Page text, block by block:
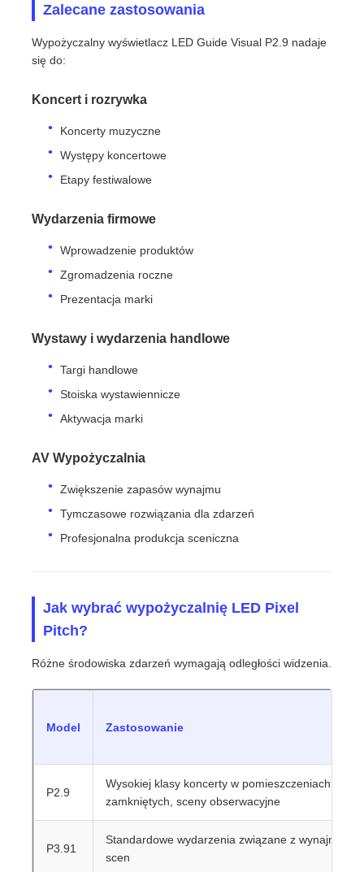
Zalecane zastosowania
Wypożyczalny wyświetlacz LED Guide Visual P2.9 nadaje
się do:
Koncert i rozrywka
Koncerty muzyczne
Występy koncertowe
Etapy festiwalowe
Wydarzenia firmowe
Wprowadzenie produktów
Zgromadzenia roczne
Prezentacja marki
Wystawy i wydarzenia handlowe
Targi handlowe
Stoiska wystawiennicze
Aktywacja marki
AV Wypożyczalnia
Zwiększenie zapasów wynajmu
Tymczasowe rozwiązania dla zdarzeń
Profesjonalna produkcja sceniczna
Jak wybrać wypożyczalnię LED Pixel
Pitch?
Różne środowiska zdarzeń wymagają odległości widzenia.
Model Zastosowanie
P2.9
Wysokiej klasy koncerty w pomieszczeniach
zamkniętych, sceny obserwacyjne
P3.91
Standardowe wydarzenia związane z wynajmem
scen